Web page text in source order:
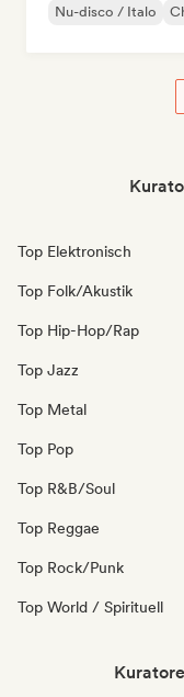
Nu-disco / Italo
Top Elektronisch
Top Folk/Akustik
Top Hip-Hop/Rap
Top Jazz
Top Metal
Top Pop
Top R&B/Soul
Top Reggae
Top Rock/Punk
Top World / Spirituell